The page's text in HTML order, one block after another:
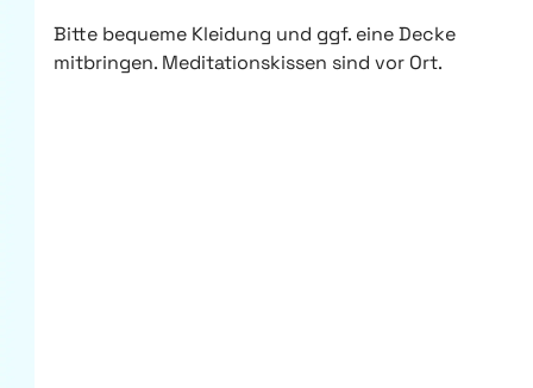
Bitte bequeme Kleidung und ggf. eine Decke
mitbringen. Meditationskissen sind vor Ort.